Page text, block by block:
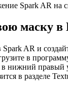
Spark AR на
маску в
Spark AR и
в
в нижний правый
в разделе